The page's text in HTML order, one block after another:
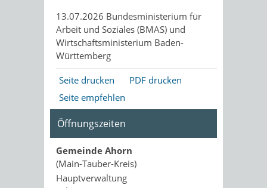
13.07.2026 Bundesministerium für
Arbeit und Soziales (BMAS) und
Wirtschaftsministerium Baden-
Württemberg
Seite drucken
PDF drucken
Seite empfehlen
Öffnungszeiten
Gemeinde Ahorn
(Main-Tauber-Kreis)
Hauptverwaltung